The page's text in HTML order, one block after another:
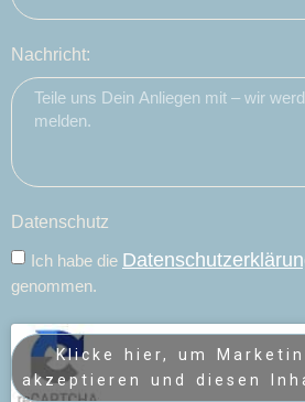
Nachricht:
Datenschutz
Ich habe die
genommen.
Klicke hier, um
akzeptieren und diesen